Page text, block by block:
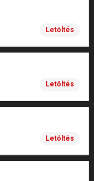
Letöltés
Letöltés
Letöltés